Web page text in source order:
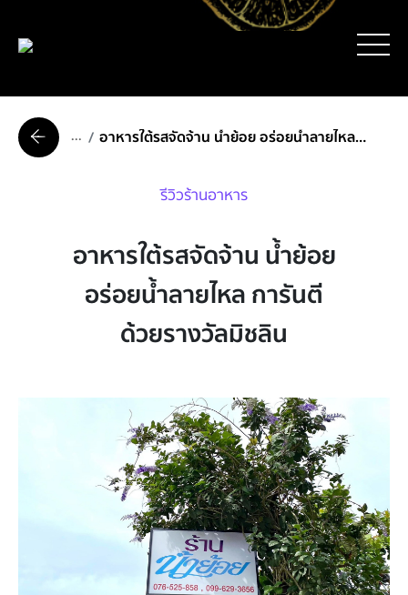
... อาหารใต้รสจัดจ้าน น้ำย้อย อร่อยน้ำลายไหล การันตีด้วยรางวัลมิชลิน
รีวิวร้านอาหาร
อาหารใต้รสจัดจ้าน น้ำย้อย
อร่อยน้ำลายไหล การันตี
ด้วยรางวัลมิชลิน